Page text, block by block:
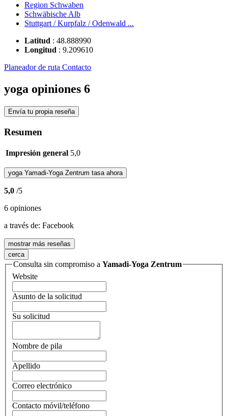
Region Schwaben
Schwäbische Alb
Stuttgart / Kurpfalz / Odenwald ...
Latitud : 48.888990
Longitud : 9.209610
Planeador de ruta Contacto
yoga opiniones 6
Envía tu propia reseña
Resumen
Impresión general 5,0
yoga Yamadi-Yoga Zentrum tasa ahora
5,0 /5
6 opiniones
a través de: Facebook
mostrar más reseñas
cerca
Consulta sin compromiso a Yamadi-Yoga Zentrum
Website
Asunto de la solicitud
Su solicitud
Nombre de pila
Apellido
Correo electrónico
Contacto móvil/teléfono